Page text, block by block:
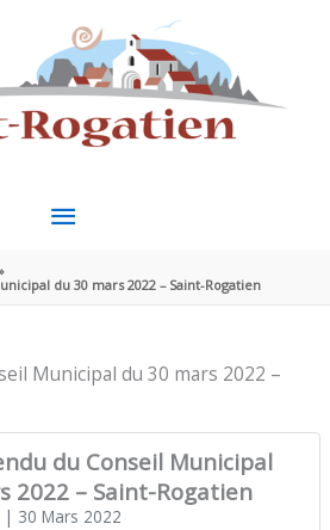
MENU
PRINCIPAL
du 30 mars 2022 – Saint-Rogatien
Municipal du 30 mars 2022 –
du Conseil Municipal
2022 – Saint-Rogatien
| 30 Mars 2022